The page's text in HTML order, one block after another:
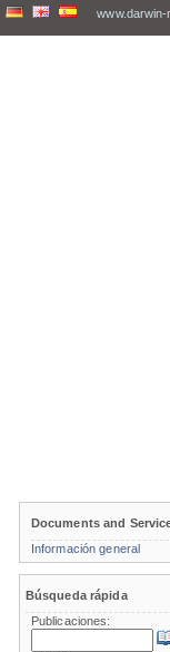
www.darwin-
Documents and
Información general
Búsqueda rápida
Publicaciones: